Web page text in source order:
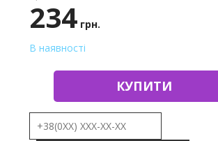
234 грн.
В наявності
КУПИТИ